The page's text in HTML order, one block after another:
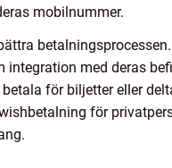
mobilnummer.
integration med deras
för biljetter eller
för